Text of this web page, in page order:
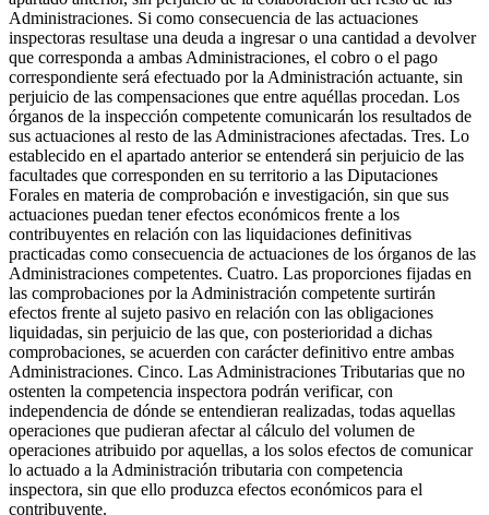
Administraciones. Si como consecuencia de las actuaciones
inspectoras resultase una deuda a ingresar o una cantidad a devolver
que corresponda a ambas Administraciones, el cobro o el pago
correspondiente será efectuado por la Administración actuante, sin
perjuicio de las compensaciones que entre aquéllas procedan. Los
órganos de la inspección competente comunicarán los resultados de
sus actuaciones al resto de las Administraciones afectadas. Tres. Lo
establecido en el apartado anterior se entenderá sin perjuicio de las
facultades que corresponden en su territorio a las Diputaciones
Forales en materia de comprobación e investigación, sin que sus
actuaciones puedan tener efectos económicos frente a los
contribuyentes en relación con las liquidaciones definitivas
practicadas como consecuencia de actuaciones de los órganos de las
Administraciones competentes. Cuatro. Las proporciones fijadas en
las comprobaciones por la Administración competente surtirán
efectos frente al sujeto pasivo en relación con las obligaciones
liquidadas, sin perjuicio de las que, con posterioridad a dichas
comprobaciones, se acuerden con carácter definitivo entre ambas
Administraciones. Cinco. Las Administraciones Tributarias que no
ostenten la competencia inspectora podrán verificar, con
independencia de dónde se entendieran realizadas, todas aquellas
operaciones que pudieran afectar al cálculo del volumen de
operaciones atribuido por aquellas, a los solos efectos de comunicar
lo actuado a la Administración tributaria con competencia
inspectora, sin que ello produzca efectos económicos para el
contribuyente.